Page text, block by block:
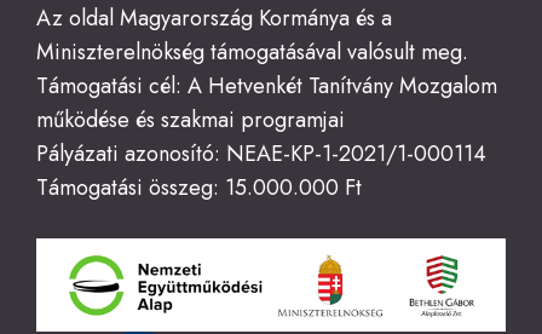
Az oldal Magyarország Kormánya és a
Miniszterelnökség támogatásával valósult meg.
Támogatási cél: A Hetvenkét Tanítvány Mozgalom
működése és szakmai programjai
Pályázati azonosító: NEAE-KP-1-2021/1-000114
Támogatási összeg: 15.000.000 Ft